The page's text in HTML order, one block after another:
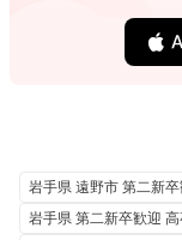
岩手県 遠野市 第二新
岩手県 第二新卒歓迎